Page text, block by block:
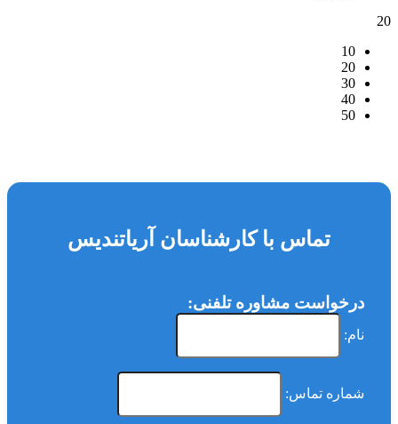
20
10
20
30
40
50
تماس با کارشناسان آریاتندیس
درخواست مشاوره تلفنی:
نام:
شماره تماس: